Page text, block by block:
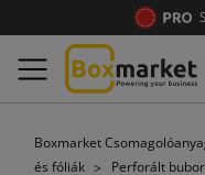
Boxmarket
és fóliák
Perforált